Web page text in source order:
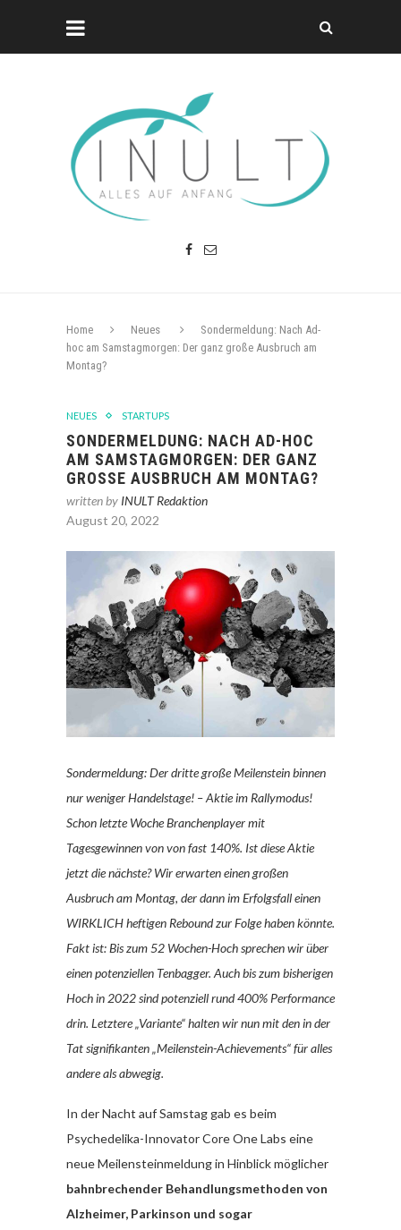
Home Neues
Sondermeldung: Nach Ad-
hoc am Samstagmorgen: Der ganz große Ausbruch am
Montag?
NEUES STARTUPS
SONDERMELDUNG: NACH AD-HOC
AM SAMSTAGMORGEN: DER GANZ
GROSSE AUSBRUCH AM MONTAG?
written by INULT Redaktion
August 20, 2022
Sondermeldung: Der dritte große Meilenstein binnen
nur weniger Handelstage! – Aktie im Rallymodus!
Schon letzte Woche Branchenplayer mit
Tagesgewinnen von von fast 140%. Ist diese Aktie
jetzt die nächste? Wir erwarten einen großen
Ausbruch am Montag, der dann im Erfolgsfall einen
WIRKLICH heftigen Rebound zur Folge haben könnte.
Fakt ist: Bis zum 52 Wochen-Hoch sprechen wir über
einen potenziellen Tenbagger. Auch bis zum bisherigen
Hoch in 2022 sind potenziell rund 400% Performance
drin. Letztere „Variante“ halten wir nun mit den in der
Tat signifikanten „Meilenstein-Achievements“ für alles
andere als abwegig.
In der Nacht auf Samstag gab es beim
Psychedelika-Innovator Core One Labs eine
neue Meilensteinmeldung in Hinblick möglicher
bahnbrechender Behandlungsmethoden von
Alzheimer, Parkinson und sogar